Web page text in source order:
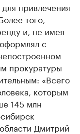
привлечения
того,
и, не имея
с
прокуратуры
«Всего
которым
145 млн
Дмитрий